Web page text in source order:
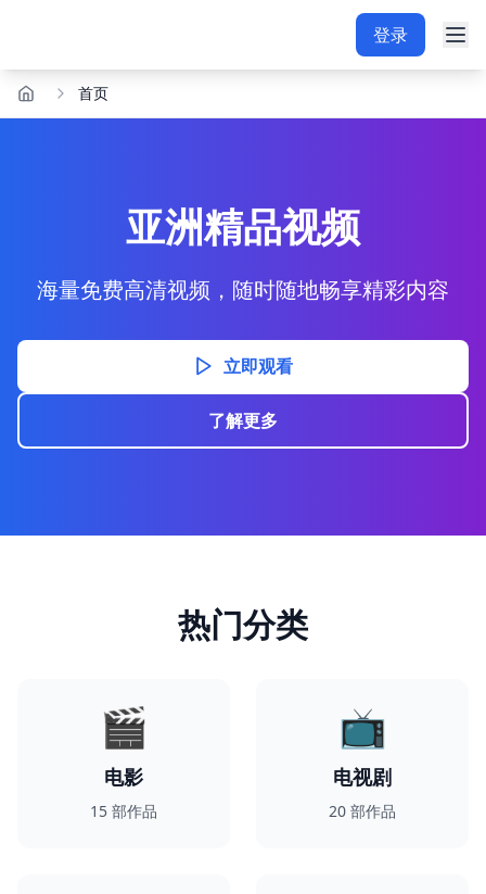
登录
首页
亚洲精品视频
海量免费高清视频，随时随地畅享精彩内容
立即观看
了解更多
热门分类
🎬
电影
15 部作品
📺
电视剧
20 部作品